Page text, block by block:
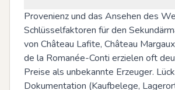
Provenienz und das Ansehen des
Schlüsselfaktoren für den
von Château Lafite, Château
de la Romanée-Conti erzielen oft
Preise als unbekannte Erzeuger.
Dokumentation (Kaufbelege,